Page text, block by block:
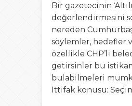
Bir gazetecinin
değerlendirmesini
nereden
söylemler, hedefler
özellikle CHP’li
getirsinler bu
bulabilmeleri
İttifak konusu: